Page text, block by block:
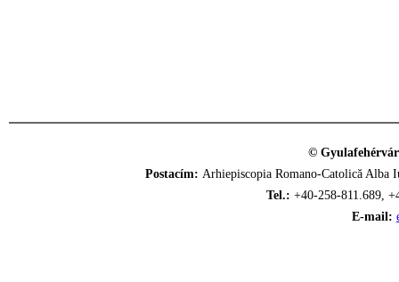
©
Postacím: Arhiepiscopia Romano-Catolică
Tel.: +40-258-811.689,
E-mail: